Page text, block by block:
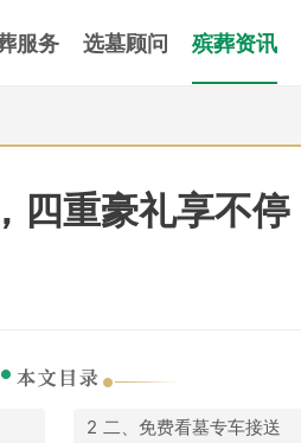
服务 选墓顾问 殡葬资讯
四重豪礼享不停
二、免费看墓专车接送